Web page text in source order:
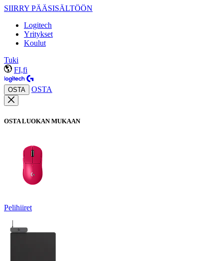
SIIRRY PÄÄSISÄLTÖÖN
Logitech
Yritykset
Koulut
Tuki
FI,fi
OSTA OSTA
OSTA LUOKAN MUKAAN
Pelihiiret